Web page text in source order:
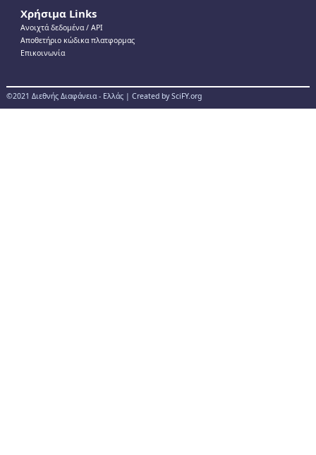
Χρήσιμα Links
Ανοιχτά δεδομένα / ΑPI
Αποθετήριο κώδικα πλατφορμας
Επικοινωνία
©2021 Διεθνής Διαφάνεια - Ελλάς | Created by SciFY.org